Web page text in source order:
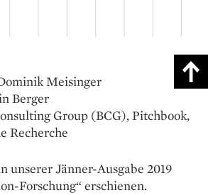
Meisinger
Berger
Group (BCG), Pitchbook,
Recherche
unserer Jänner-Ausgabe 2019
Forschung“ erschienen.